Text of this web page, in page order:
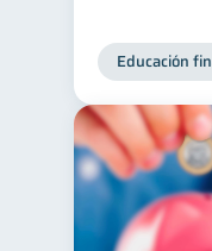
Educación